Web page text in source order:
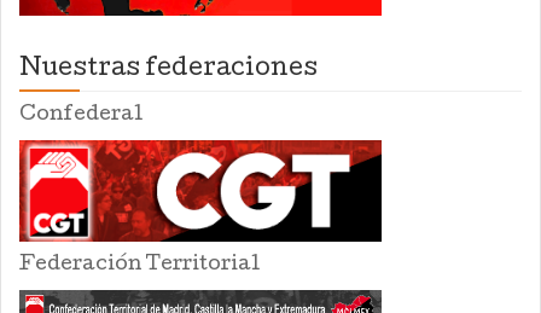
Nuestras federaciones
Confederal
Federación Territorial